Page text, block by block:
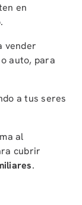
en
vender
auto, para
a tus seres
al
cubrir
.